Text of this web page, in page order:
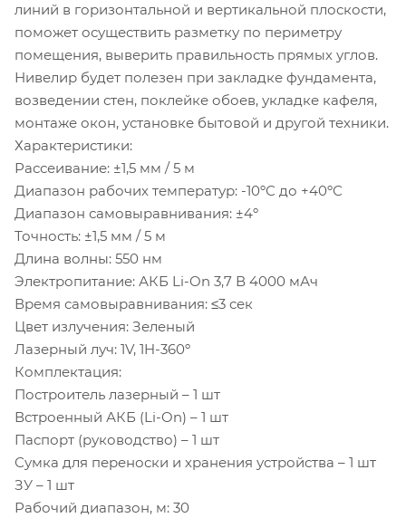
линий в горизонтальной и вертикальной плоскости,
поможет осуществить разметку по периметру
помещения, выверить правильность прямых углов.
Нивелир будет полезен при закладке фундамента,
возведении стен, поклейке обоев, укладке кафеля,
монтаже окон, установке бытовой и другой техники.
Характеристики:
Рассеивание: ±1,5 мм / 5 м
Диапазон рабочих температур: -10ºС до +40ºС
Диапазон самовыравнивания: ±4º
Точность: ±1,5 мм / 5 м
Длина волны: 550 нм
Электропитание: АКБ Li-On 3,7 В 4000 мАч
Время самовыравнивания: ≤3 сек
Цвет излучения: Зеленый
Лазерный луч: 1V, 1H-360º
Комплектация:
Построитель лазерный – 1 шт
Встроенный АКБ (Li-On) – 1 шт
Паспорт (руководство) – 1 шт
Сумка для переноски и хранения устройства – 1 шт
ЗУ – 1 шт
Рабочий диапазон, м: 30